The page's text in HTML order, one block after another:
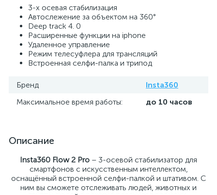
3-х осевая стабилизация
Автослежение за объектом на 360°
Deep track 4. 0
Расширенные функции на iphone
Удаленное управление
Режим телесуфлера для трансляций
Встроенная селфи-палка и трипод
Бренд
Insta360
Максимальное время работы:
до 10 часов
Описание
Insta360 Flow 2 Pro – 3-осевой стабилизатор для
смартфонов с искусственным интеллектом,
оснащённый встроенной селфи-палкой и штативом. С
ним вы сможете отслеживать людей, животных и